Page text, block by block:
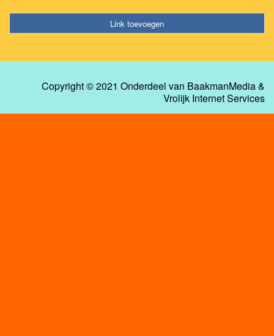
Link toevoegen
Copyright © 2021 Onderdeel van BaakmanMedia&
Vrolijk Internet Services